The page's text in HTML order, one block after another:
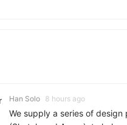
Han Solo 8 hours ago
We supply a series of